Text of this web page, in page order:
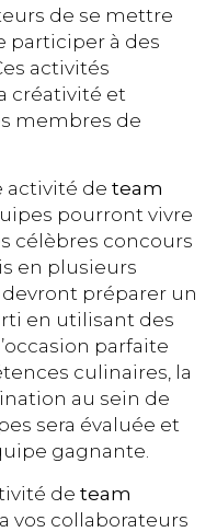
de se mettre
participer à des
activités
créativité et
membres de
activité de team
pourront vivre
célèbres concours
en plusieurs
préparer un
en utilisant des
parfaite
culinaires, la
au sein de
sera évaluée et
gagnante.
de team
vos collaborateurs